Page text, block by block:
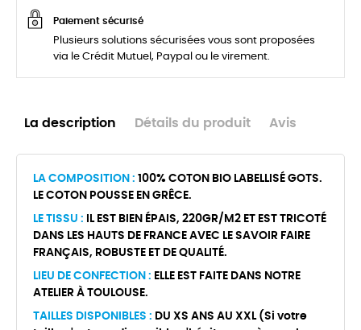
Paiement sécurisé
Plusieurs solutions sécurisées vous sont proposées
via le Crédit Mutuel, Paypal ou le virement.
La description Détails du produit Avis
LA COMPOSITION : 100% COTON BIO LABELLISÉ GOTS.
LE COTON POUSSE EN GRÊCE.
LE TISSU : IL EST BIEN ÉPAIS, 220GR/M2 ET EST TRICOTÉ
DANS LES HAUTS DE FRANCE AVEC LE SAVOIR FAIRE
FRANÇAIS, ROBUSTE ET DE QUALITÉ.
LIEU DE CONFECTION : ELLE EST FAITE DANS NOTRE
ATELIER À TOULOUSE.
TAILLES DISPONIBLES : DU XS ANS AU XXL (Si votre